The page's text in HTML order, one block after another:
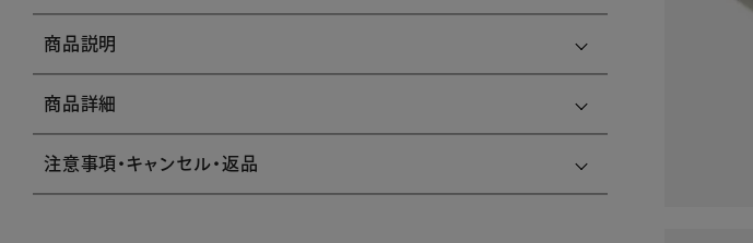
商品説明
商品詳細
注意事項・キャンセル・返品